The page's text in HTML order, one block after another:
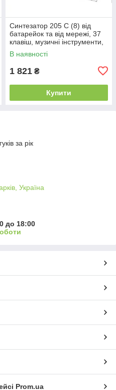
Синтезатор 205 C (8) від
батарейок та від мережі, 37
клавіш, музичні інструменти,
звукові ефекти, регулювання
ритму та гучності,
В наявності
1 821 ₴
Купити
за рік
Україна
до 18:00
Prom.ua